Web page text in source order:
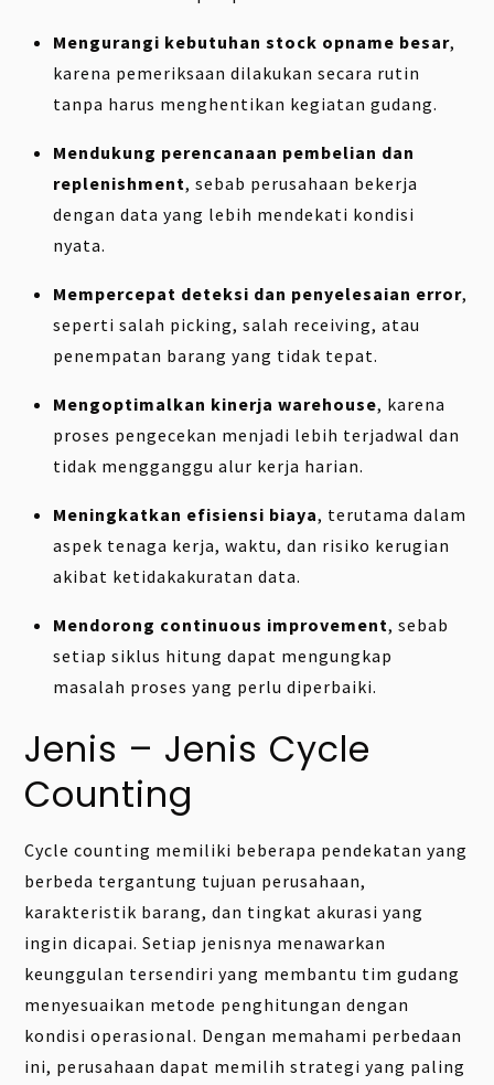
Mengurangi kebutuhan stock opname besar,
karena pemeriksaan dilakukan secara rutin
tanpa harus menghentikan kegiatan gudang.
Mendukung perencanaan pembelian dan
replenishment, sebab perusahaan bekerja
dengan data yang lebih mendekati kondisi
nyata.
Mempercepat deteksi dan penyelesaian error,
seperti salah picking, salah receiving, atau
penempatan barang yang tidak tepat.
Mengoptimalkan kinerja warehouse, karena
proses pengecekan menjadi lebih terjadwal dan
tidak mengganggu alur kerja harian.
Meningkatkan efisiensi biaya, terutama dalam
aspek tenaga kerja, waktu, dan risiko kerugian
akibat ketidakakuratan data.
Mendorong continuous improvement, sebab
setiap siklus hitung dapat mengungkap
masalah proses yang perlu diperbaiki.
Jenis – Jenis Cycle
Counting
Cycle counting memiliki beberapa pendekatan yang
berbeda tergantung tujuan perusahaan,
karakteristik barang, dan tingkat akurasi yang
ingin dicapai. Setiap jenisnya menawarkan
keunggulan tersendiri yang membantu tim gudang
menyesuaikan metode penghitungan dengan
kondisi operasional. Dengan memahami perbedaan
ini, perusahaan dapat memilih strategi yang paling